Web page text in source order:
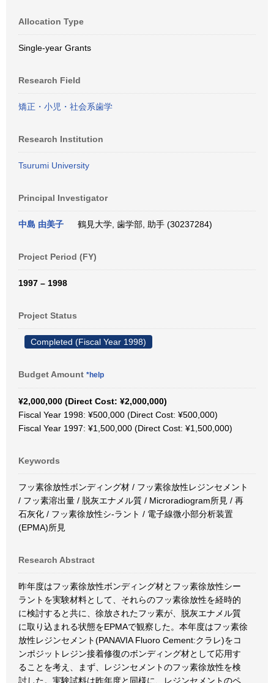
Allocation Type
Single-year Grants
Research Field
矯正・小児・社会系歯学
Research Institution
Tsurumi University
Principal Investigator
中島 由美子 鶴見大学, 歯学部, 助手 (30237284)
Project Period (FY)
1997 – 1998
Project Status
Completed (Fiscal Year 1998)
Budget Amount *help
¥2,000,000 (Direct Cost: ¥2,000,000)
Fiscal Year 1998: ¥500,000 (Direct Cost: ¥500,000)
Fiscal Year 1997: ¥1,500,000 (Direct Cost: ¥1,500,000)
Keywords
フッ素徐放性ボンディング材 / フッ素徐放性レジンセメント
/ フッ素溶出量 / 脱灰エナメル質 / Microradiogram所見 / 再
石灰化 / フッ素徐放性シ-ラント / 電子線微小部分析装置
(EPMA)所見
Research Abstract
昨年度はフッ素徐放性ボンディング材とフッ素徐放性シー
ラントを実験材料として、それらのフッ素徐放性を経時的
に検討すると共に、徐放されたフッ素が、脱灰エナメル質
に取り込まれる状態をEPMAで観察した。本年度はフッ素徐
放性レジンセメント(PANAVIA Fluoro Cement:クラレ)をコ
ンポジットレジン接着修復のボンディング材として応用す
ることを考え、まず、レジンセメントのフッ素徐放性を検
討した。実験試料は昨年度と同様に、レジンセメントのペ